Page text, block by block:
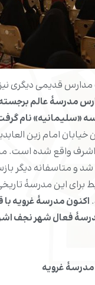
قدیمی دیگری نیز
مدرسۀ عالم
«سلیمانیه» نام
امام زین
اشرف واقع شده است.
و متاسفانه دیگر
برای این مدرسۀ
اکنون مدرسۀ غرویه
فعال شهر نجف
غرویه